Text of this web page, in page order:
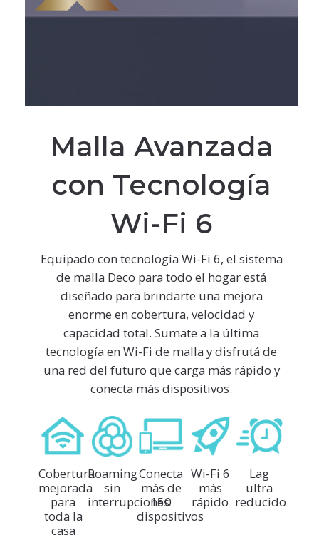
Malla Avanzada
con Tecnología
Wi-Fi 6
Equipado con tecnología Wi-Fi 6, el sistema
de malla Deco para todo el hogar está
diseñado para brindarte una mejora
enorme en cobertura, velocidad y
capacidad total. Sumate a la última
tecnología en Wi-Fi de malla y disfrutá de
una red del futuro que carga más rápido y
conecta más dispositivos.
Cobertura
mejorada
para
toda la
casa
Roaming
sin
interrupciones
Conecta
más de
150
dispositivos
Wi-Fi 6
más
rápido
Lag
ultra
reducido